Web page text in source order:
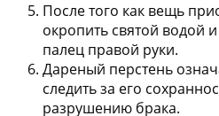
После того как вещь
окропить святой водой
палец правой руки.
Дареный перстень
следить за его
разрушению брака.